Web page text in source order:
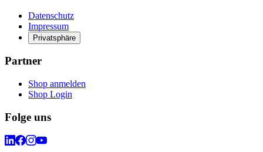
Datenschutz
Impressum
Privatsphäre
Partner
Shop anmelden
Shop Login
Folge uns